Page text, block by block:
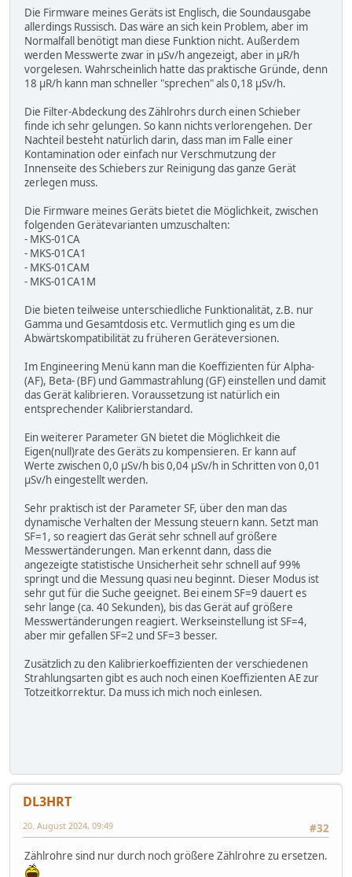
Die Firmware meines Geräts ist Englisch, die Soundausgabe
allerdings Russisch. Das wäre an sich kein Problem, aber im
Normalfall benötigt man diese Funktion nicht. Außerdem
werden Messwerte zwar in µSv/h angezeigt, aber in µR/h
vorgelesen. Wahrscheinlich hatte das praktische Gründe, denn
18 µR/h kann man schneller "sprechen" als 0,18 µSv/h.
Die Filter-Abdeckung des Zählrohrs durch einen Schieber
finde ich sehr gelungen. So kann nichts verlorengehen. Der
Nachteil besteht natürlich darin, dass man im Falle einer
Kontamination oder einfach nur Verschmutzung der
Innenseite des Schiebers zur Reinigung das ganze Gerät
zerlegen muss.
Die Firmware meines Geräts bietet die Möglichkeit, zwischen
folgenden Gerätevarianten umzuschalten:
- MKS-01CA
- MKS-01CA1
- MKS-01CAM
- MKS-01CA1M
Die bieten teilweise unterschiedliche Funktionalität, z.B. nur
Gamma und Gesamtdosis etc. Vermutlich ging es um die
Abwärtskompatibilität zu früheren Geräteversionen.
Im Engineering Menü kann man die Koeffizienten für Alpha-
(AF), Beta- (BF) und Gammastrahlung (GF) einstellen und damit
das Gerät kalibrieren. Voraussetzung ist natürlich ein
entsprechender Kalibrierstandard.
Ein weiterer Parameter GN bietet die Möglichkeit die
Eigen(null)rate des Geräts zu kompensieren. Er kann auf
Werte zwischen 0,0 µSv/h bis 0,04 µSv/h in Schritten von 0,01
µSv/h eingestellt werden.
Sehr praktisch ist der Parameter SF, über den man das
dynamische Verhalten der Messung steuern kann. Setzt man
SF=1, so reagiert das Gerät sehr schnell auf größere
Messwertänderungen. Man erkennt dann, dass die
angezeigte statistische Unsicherheit sehr schnell auf 99%
springt und die Messung quasi neu beginnt. Dieser Modus ist
sehr gut für die Suche geeignet. Bei einem SF=9 dauert es
sehr lange (ca. 40 Sekunden), bis das Gerät auf größere
Messwertänderungen reagiert. Werkseinstellung ist SF=4,
aber mir gefallen SF=2 und SF=3 besser.
Zusätzlich zu den Kalibrierkoeffizienten der verschiedenen
Strahlungsarten gibt es auch noch einen Koeffizienten AE zur
Totzeitkorrektur. Da muss ich mich noch einlesen.
DL3HRT
#32
20. August 2024, 09:49
Zählrohre sind nur durch noch größere Zählrohre zu ersetzen.